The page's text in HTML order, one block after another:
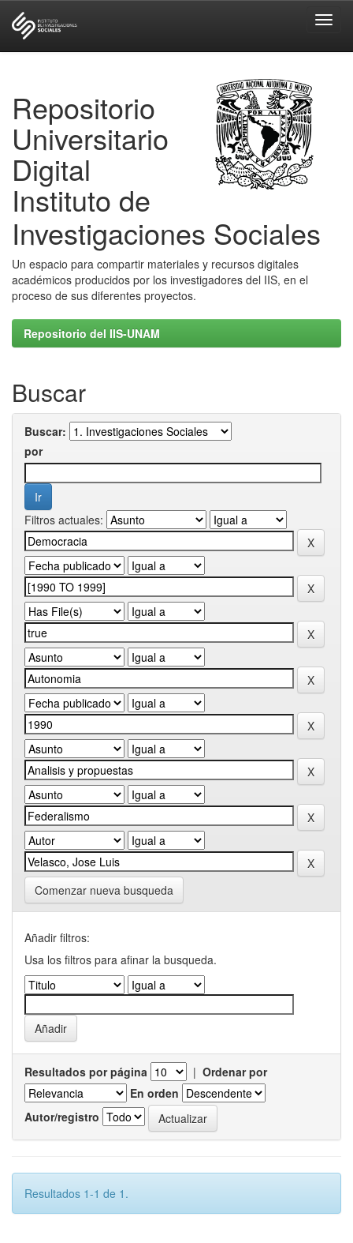
Repositorio
Universitario
Digital
Instituto de
Investigaciones Sociales
Un espacio para compartir materiales y recursos digitales
académicos producidos por los investigadores del IIS, en el
proceso de sus diferentes proyectos.
Repositorio del IIS-UNAM
Buscar
Buscar:
por
Filtros actuales:
Comenzar nueva busqueda
Añadir filtros:
Usa los filtros para afinar la busqueda.
Resultados por página | Ordenar por
En orden
Autor/registro
Resultados 1-1 de 1.